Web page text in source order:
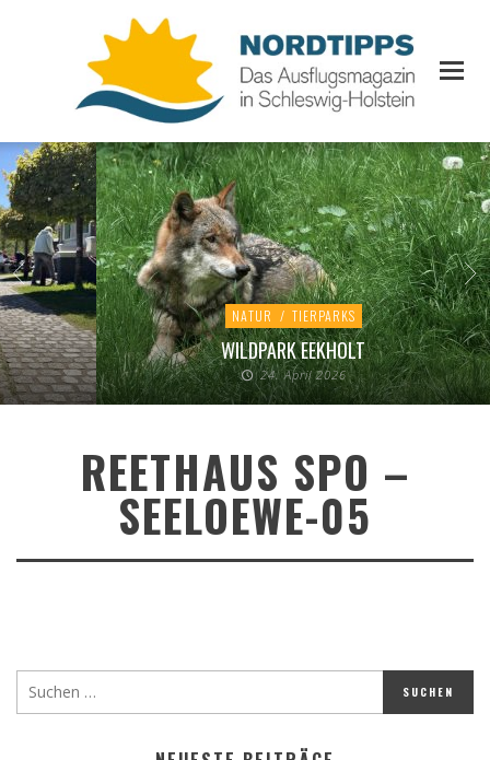
NATUR / TIERPARKS
WILDPARK EEKHOLT
24. April 2026
REETHAUS SPO –
SEELOEWE-05